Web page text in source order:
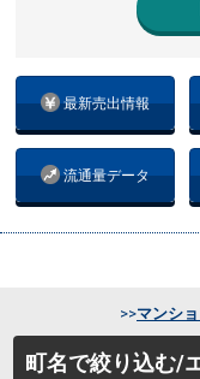
最新売出情報
流通量データ
町名で絞り込む/
>>マンシ